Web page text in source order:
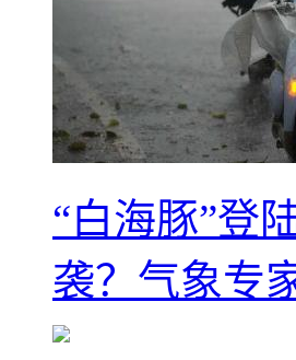
“白海豚”登
袭？气象专